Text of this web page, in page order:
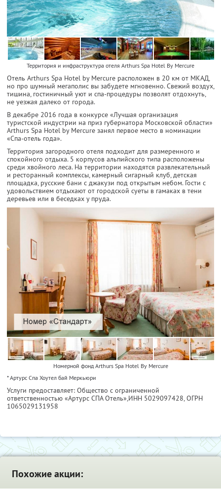
Территория и инфраструктура отеля Arthurs Spa Hotel By Mercure
Отель Arthurs Spa Hotel by Mercure расположен в 20 км от МКАД,
но про шумный мегаполис вы забудете мгновенно. Свежий воздух,
тишина, гостиничный уют и спа-процедуры позволят отдохнуть,
не уезжая далеко от города.
В декабре 2016 года в конкурсе «Лучшая организация
туристской индустрии на приз губернатора Московской области»
Arthurs Spa Hotel by Mercure занял первое место в номинации
«Спа-отель года».
Территория загородного отеля подходит для размеренного и
спокойного отдыха. 5 корпусов альпийского типа расположены
среди хвойного леса. На территории находятся развлекательный
и ресторанный комплексы, камерный сигарный клуб, детская
площадка, русские бани с джакузи под открытым небом. Гости с
удовольствием отдыхают от городской суеты в гамаках в тени
деревьев или в беседках у пруда.
Номерной фонд Arthurs Spa Hotel By Mercure
* Артурс Спа Хоутел бай Меркьюри
Услуги предоставляет: Общество с ограниченной
ответственностью «Артурс СПА Отель»,ИНН 5029097428, ОГРН
1065029131958
Похожие акции: